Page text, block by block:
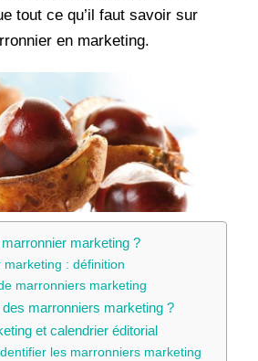
tout ce qu’il faut savoir sur
en marketing.
marronnier marketing ?
marketing : définition
marronniers marketing
marronniers marketing ?
et calendrier éditorial
les marronniers marketing